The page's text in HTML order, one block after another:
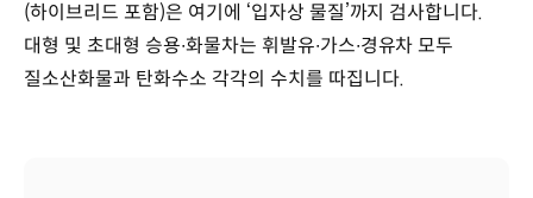
(하이브리드 포함)은 여기에 ‘입자상 물질’까지 검사합니다.
대형 및 초대형 승용∙화물차는 휘발유∙가스∙경유차 모두
질소산화물과 탄화수소 각각의 수치를 따집니다.